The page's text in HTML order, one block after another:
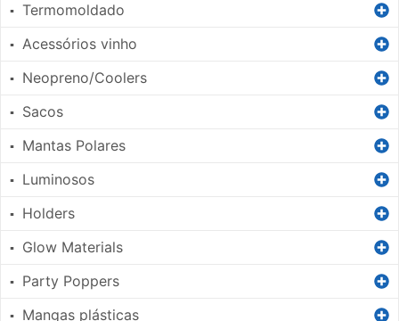
▪ Termomoldado
▪ Acessórios vinho
▪ Neopreno/Coolers
▪ Sacos
▪ Mantas Polares
▪ Luminosos
▪ Holders
▪ Glow Materials
▪ Party Poppers
▪ Mangas plásticas